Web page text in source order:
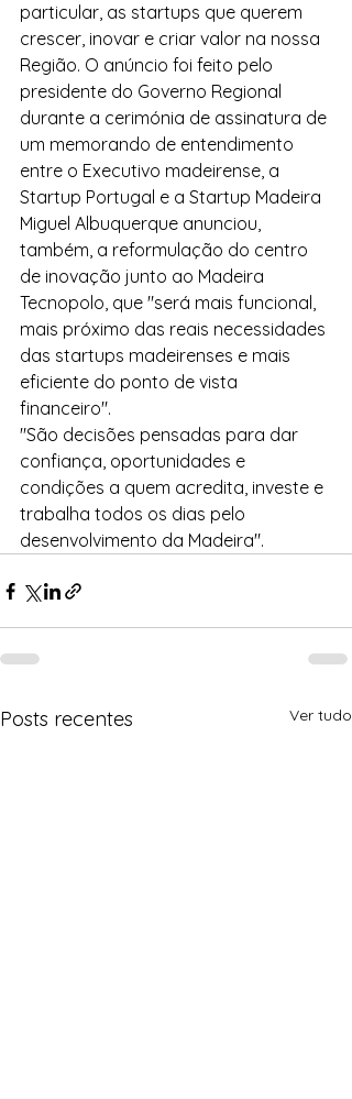
particular, as startups que querem
crescer, inovar e criar valor na nossa
Região. O anúncio foi feito pelo
presidente do Governo Regional
durante a cerimónia de assinatura de
um memorando de entendimento
entre o Executivo madeirense, a
Startup Portugal e a Startup Madeira
Miguel Albuquerque anunciou,
também, a reformulação do centro
de inovação junto ao Madeira
Tecnopolo, que "será mais funcional,
mais próximo das reais necessidades
das startups madeirenses e mais
eficiente do ponto de vista
financeiro".
"São decisões pensadas para dar
confiança, oportunidades e
condições a quem acredita, investe e
trabalha todos os dias pelo
desenvolvimento da Madeira".
Posts recentes Ver tudo